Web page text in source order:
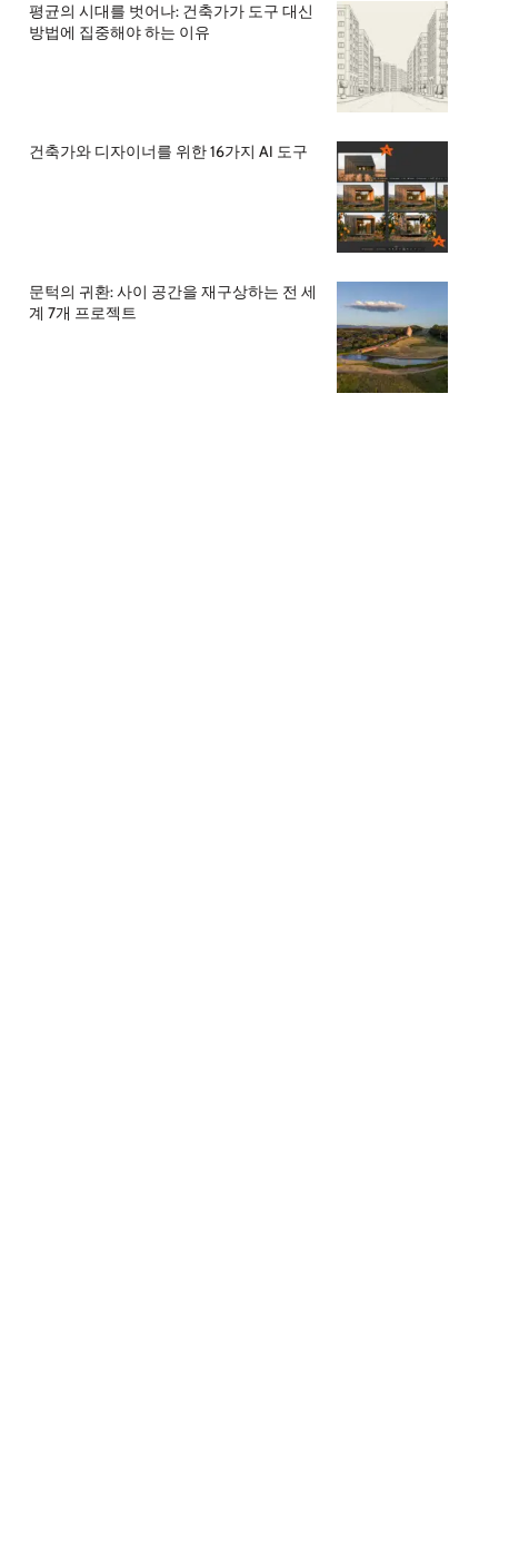
평균의 시대를 벗어나: 건축가가 도구 대신
방법에 집중해야 하는 이유
건축가와 디자이너를 위한 16가지 AI 도구
문턱의 귀환: 사이 공간을 재구상하는 전 세
계 7개 프로젝트